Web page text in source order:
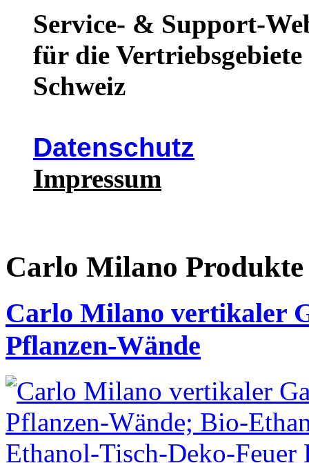
Service- & Support-
für die
Schweiz
Datenschutz
Impressum
Carlo Milano
Carlo Milano vertikaler
Pflanzen-Wände